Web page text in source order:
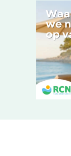
Alleen de reeën
Landgoed
Tichelman ligt
daar starten
plekjes van het
naar de
het landgoed?